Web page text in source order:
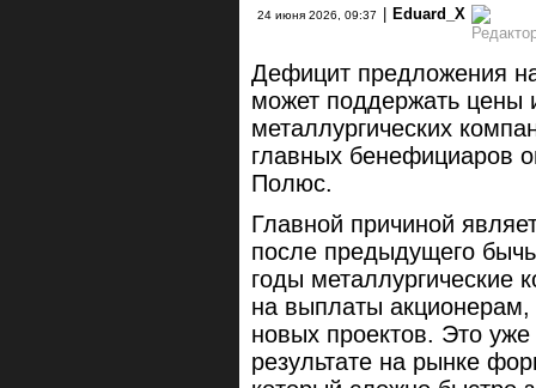
24 июня 2026, 09:37 | Eduard_X
Дефицит предложения
может поддержать цены
металлургических
главных бенефициаров
Полюс.
Главной причиной
после предыдущего
годы металлургические
на выплаты
новых проектов. Это
результате на рынке